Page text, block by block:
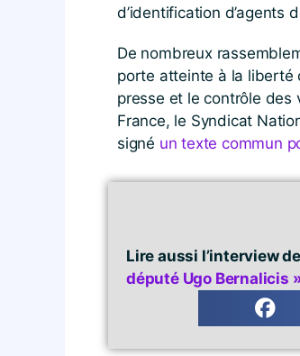
d’identification d’agents
De nombreux
porte atteinte à la liberté
presse et le contrôle des
France, le Syndicat
signé un texte commun
Lire aussi l’interview
député Ugo Bernalicis